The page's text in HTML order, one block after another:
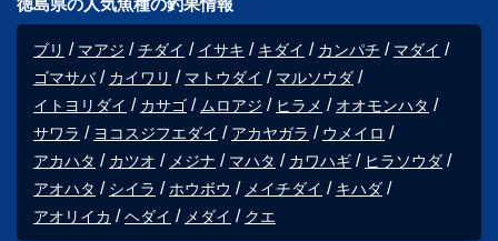
徳島県の人気魚種の釣果情報
ブリ マアジ チダイ イサキ キダイ カンパチ
マダイ
ゴマサバ
カイワリ マトウダイ
マルソウダ
イトヨリダイ
カサゴ ムロアジ ヒラメ
オオモンハタ
サワラ
ヨコスジフエダイ アカヤガラ
ウメイロ
アカハタ
カツオ メジナ マハタ カワハギ
ヒラソウダ
アオハタ
シイラ ホウボウ メイチダイ
キハダ
アオリイカ
ヘダイ メダイ クエ